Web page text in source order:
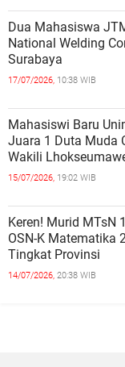
Dua Mahasiswa
National Welding
Surabaya
17/07/2026, 10:38 WIB
Mahasiswi Baru
Juara 1 Duta Muda
Wakili
15/07/2026, 19:02 WIB
Keren! Murid MTsN
OSN-K Matematika
Tingkat Provinsi
14/07/2026, 20:38 WIB